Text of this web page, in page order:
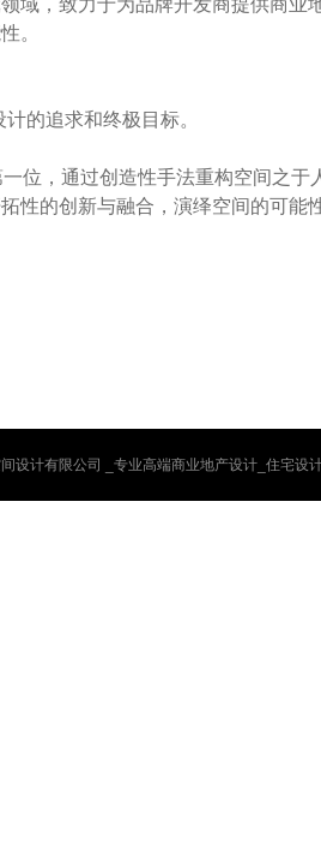
域，致力于为品牌开发商提供商业
。
的追求和终极目标。
位，通过创造性手法重构空间之于
的创新与融合，演绎空间的可能
设计有限公司 _专业高端商业地产设计_住宅设